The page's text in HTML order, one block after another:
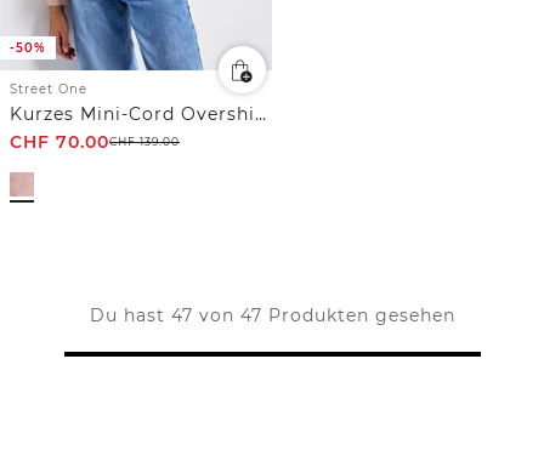
-50%
Street One
Kurzes Mini-Cord Overshirt
CHF 70.00CHF139.00
Du hast 47 von 47 Produkten gesehen